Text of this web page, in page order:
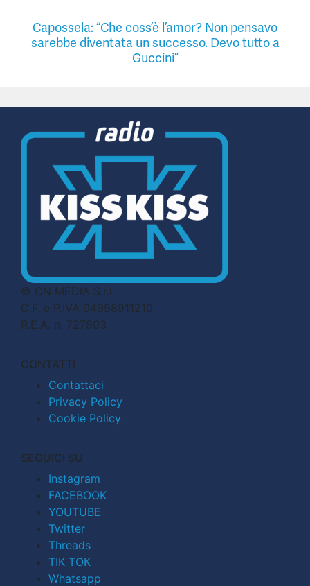
Capossela: “Che coss’è l’amor? Non pensavo
sarebbe diventata un successo. Devo tutto a
Guccini”
© CN MEDIA S.r.l.
C.F. e P.IVA 04998911210
R.E.A. n. 727803
CONTATTI
Contattaci
Privacy Policy
Cookie Policy
SEGUICI SU
Instagram
FACEBOOK
YOUTUBE
Twitter
Threads
TIK TOK
Whatsapp